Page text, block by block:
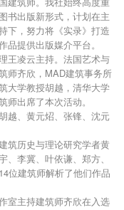
书出版新形式，计划在主
下，努力将《实录》打造
提供出版媒介平台。
王凌云主持。法国艺术与
师齐欣，MAD建筑事务所
大学教授胡越，清华大学
出席了本次活动。
越、黄元炤、张锋、沈元
筑历史与理论研究学者黄
李冀、叶依谦、郑方、
位建筑师解析了他们作品
室主持建筑师齐欣在入选